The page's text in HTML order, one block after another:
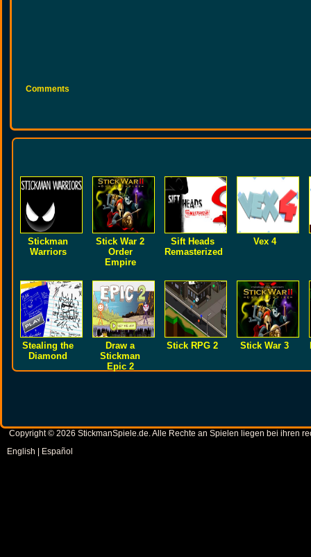
Comments
Stickman
Warriors
Stick War 2
Order
Empire
Sift Heads
Remasterized
Vex 4
Stealing the
Diamond
Draw a
Stickman
Epic 2
Stick RPG 2 Stick War 3
Copyright © 2026 StickmanSpiele.de. Alle Rechte an Spielen liegen bei ihren
English
Español